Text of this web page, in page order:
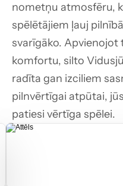
nometņu atmosfēru,
spēlētājiem ļauj
svarīgāko.
komfortu, silto
radīta gan izciliem
pilnvērtīgai atpūtai,
patiesi vērtīga spēlei.